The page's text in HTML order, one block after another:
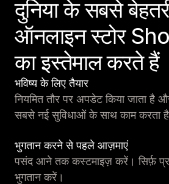
दुनिया के सबसे
ऑनलाइन स्टोर
का इस्तेमाल करते हैं
भविष्य के लिए तैयार
नियमित तौर पर अपडेट किया जाता है
सबसे नई सुविधाओं के साथ काम करता
भुगतान करने से पहले आज़माएं
पसंद आने तक कस्टमाइज़ करें। सिर्फ़
भुगतान करें।